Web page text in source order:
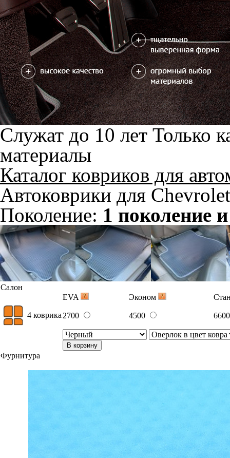
Служат до 10 лет Только
материалы
Каталог ковриков для
Автоковрики для
Поколение: 1 поколение
Салон
EVA
Эконом
4 коврика 2700 4500
В корзину
Фурнитура